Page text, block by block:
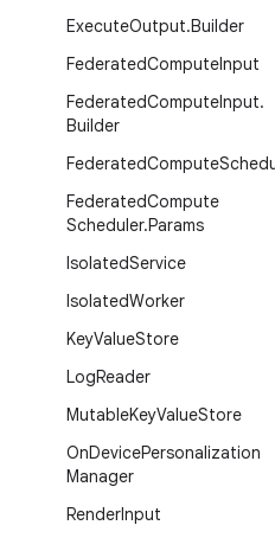
ExecuteOutput.Builder
FederatedComputeInput
FederatedComputeInput.
Builder
FederatedCompute
FederatedCompute
Scheduler.Params
IsolatedService
IsolatedWorker
KeyValueStore
LogReader
MutableKeyValueStore
OnDevicePersonalization
Manager
RenderInput